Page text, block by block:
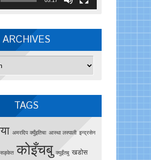
ARCHIVES
TAGS
अमरदिप क्युँइतिचा आस्था लस्पाली इन्द्रसेन
सङ्केत कोइँचबु क्युइँतबु खडोस